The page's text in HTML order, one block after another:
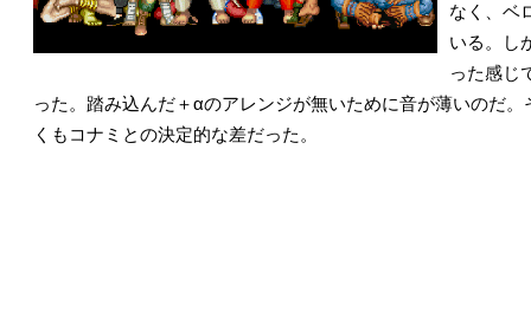
なく、ベ
いる。し
った感じ
った。踏み込んだ＋αのアレンジが無いために音が薄いのだ
くもコナミとの決定的な差だった。